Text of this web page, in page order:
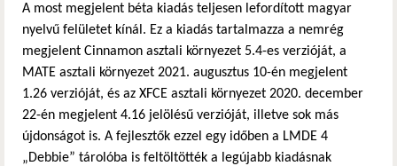
A most megjelent béta kiadás teljesen lefordított magyar
nyelvű felületet kínál. Ez a kiadás tartalmazza a nemrég
megjelent Cinnamon asztali környezet 5.4-es verzióját, a
MATE asztali környezet 2021. augusztus 10-én megjelent
1.26 verzióját, és az XFCE asztali környezet 2020. december
22-én megjelent 4.16 jelölésű verzióját, illetve sok más
újdonságot is. A fejlesztők ezzel egy időben a LMDE 4
„Debbie” tárolóba is feltöltötték a legújabb kiadásnak